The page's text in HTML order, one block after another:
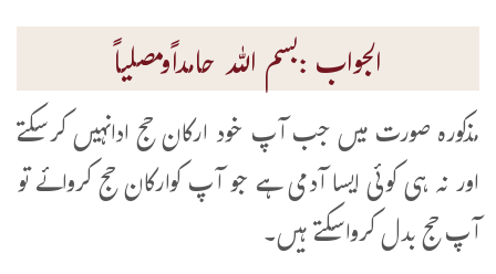
الجواب :بسم اللہ حامداًومصلیاً
مذکورہ صورت میں جب آپ خود ارکان حج ادانہیں کرسکتے
اور نہ ہی کوئی ایسا آدمی ہے جو آپ کوارکان حج کروائے تو
آپ حج بدل کرواسکتے ہیں۔